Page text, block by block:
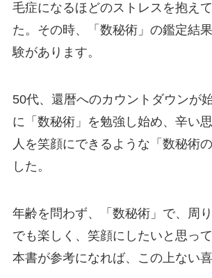
毛症になるほどのストレスを抱え
た。その時、「数秘術」の鑑定結
験があります。
50代、還暦へのカウントダウンが
に「数秘術」を勉強し始め、辛い
人を笑顔にできるような「数秘術
した。
年齢を問わず、「数秘術」で、周
でも楽しく、笑顔にしたいと思っ
本書が参考になれば、この上ない喜